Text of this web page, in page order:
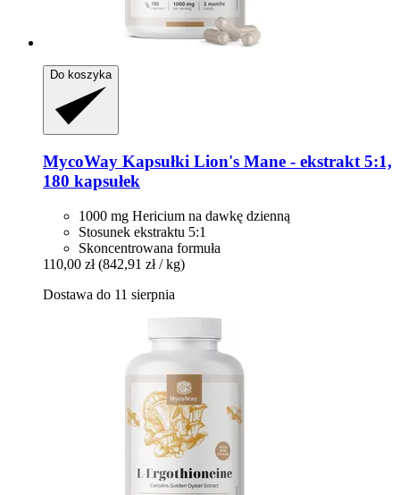
Do koszyka
MycoWay Kapsułki Lion's Mane -​ ekstrakt 5:1,
180 kapsułek
1000 mg Hericium na dawkę dzienną
Stosunek ekstraktu 5:1
Skoncentrowana formuła
110,00 zł (842,91 zł / kg)
Dostawa do 11 sierpnia